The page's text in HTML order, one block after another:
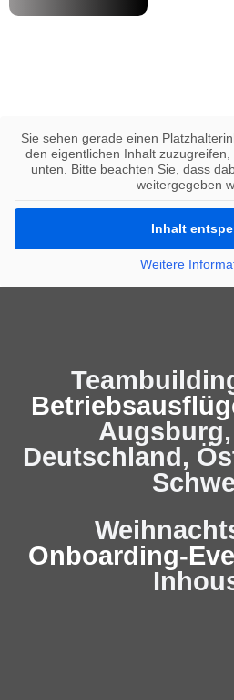
Sie sehen gerade einen
den eigentlichen Inhalt
unten. Bitte beachten Sie, dass
weitergegeben
Inhalt
Weitere
Deutschland,
Onboarding-